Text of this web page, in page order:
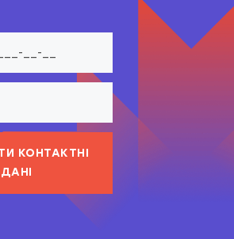
КОНТАКТНІ
ДАНІ